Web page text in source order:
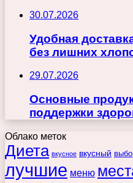
30.07.2026
Удобная
без лишних
29.07.2026
Основные
поддержки
Облако меток
Диета вкусное вкусный
лучшие меню